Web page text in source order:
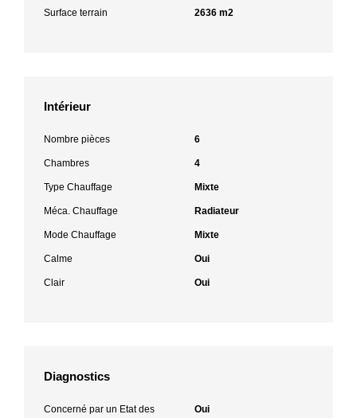
Surface terrain 2636 m2
Intérieur
Nombre pièces 6
Chambres 4
Type Chauffage Mixte
Méca. Chauffage Radiateur
Mode Chauffage Mixte
Calme Oui
Clair Oui
Diagnostics
Concerné par un Etat des
Oui